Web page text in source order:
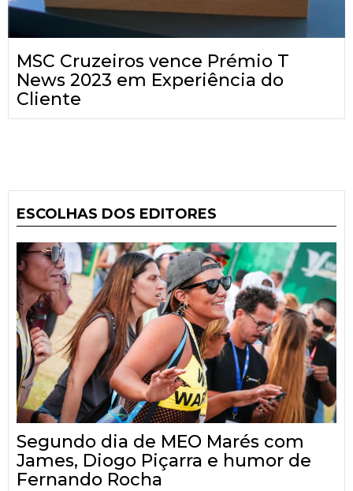
MSC Cruzeiros vence Prémio T
News 2023 em Experiência do
Cliente
ESCOLHAS DOS EDITORES
Segundo dia de MEO Marés com
James, Diogo Piçarra e humor de
Fernando Rocha